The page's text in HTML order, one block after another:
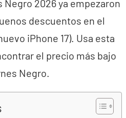
2026 ya empezaron
descuentos en el
iPhone 17). Usa esta
el precio más bajo
Negro.